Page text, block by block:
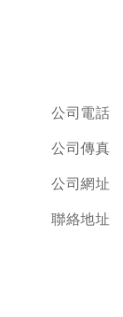
公司電話
公司傳真
公司網址
聯絡地址